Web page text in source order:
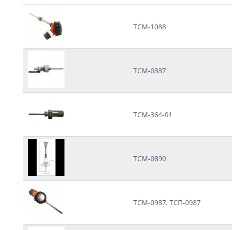
ТСМ-1088
ТСМ-0387
ТСМ-364-01
ТСМ-0890
ТСМ-0987, ТСП-0987